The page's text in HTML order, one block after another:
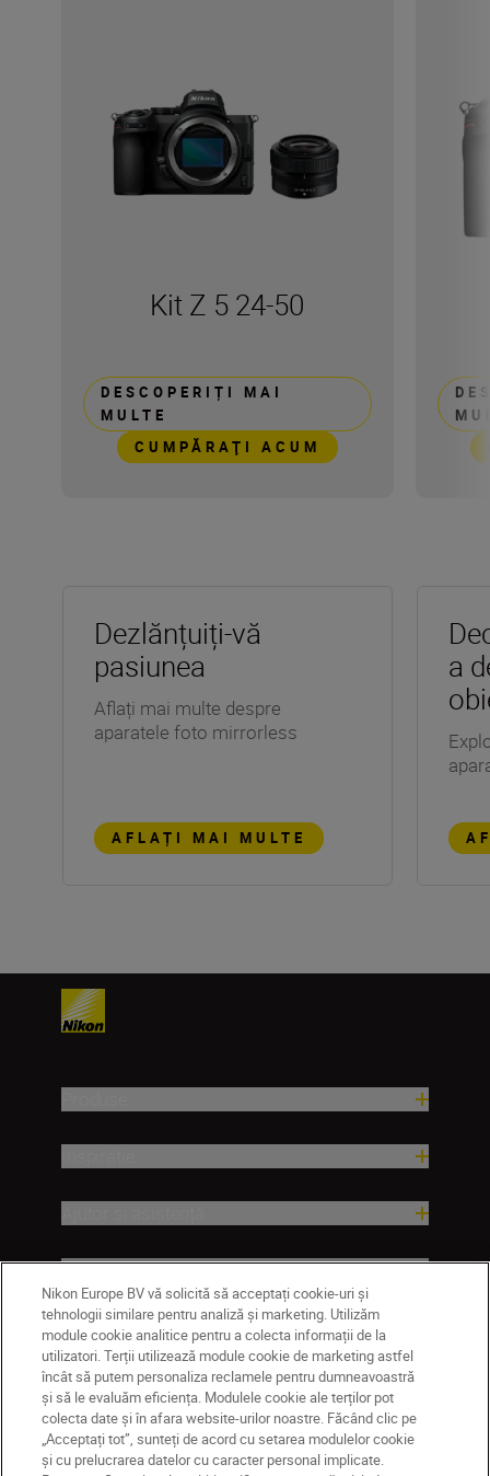
Kit Z 5 24-50
DESCOPERIȚI MAI
MULTE
CUMPĂRAŢI ACUM
Dezlănțuiți-vă
pasiunea
Aflați mai multe despre
aparatele foto mirrorless
AFLAȚI MAI MULTE
a
Companie
Nikon Europe BV vă solicită să acceptați cookie-uri și
tehnologii similare pentru analiză și marketing. Utilizăm
module cookie analitice pentru a colecta informații de la
utilizatori. Terții utilizează module cookie de marketing astfel
încât să putem personaliza reclamele pentru dumneavoastră
și să le evaluăm eficiența. Modulele cookie ale terților pot
colecta date și în afara website-urilor noastre. Făcând clic pe
„Acceptați tot”, sunteți de acord cu setarea modulelor cookie
și cu prelucrarea datelor cu caracter personal implicate.